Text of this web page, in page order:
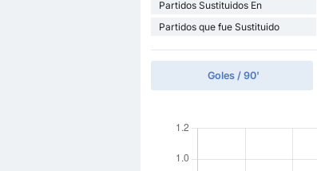
Partidos Sustituidos En
Partidos que fue Sustituido
Goles / 90'